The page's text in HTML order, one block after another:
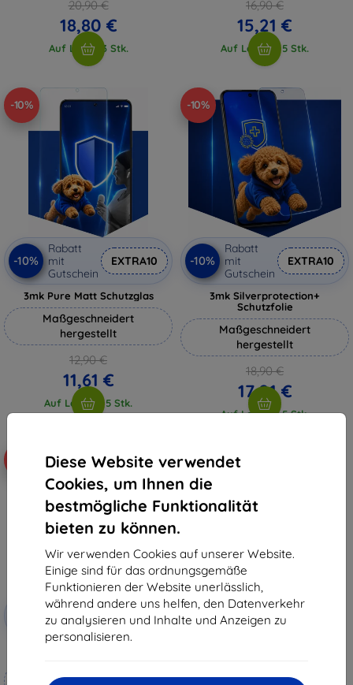
Diese Website verwendet
Cookies, um Ihnen die
bestmögliche Funktionalität
bieten zu können.
Wir verwenden Cookies auf unserer Website.
Einige sind für das ordnungsgemäße
Funktionieren der Website unerlässlich,
während andere uns helfen, den Datenverkehr
zu analysieren und Inhalte und Anzeigen zu
personalisieren.
20,90 €
18,80 €
Auf Lager 3 Stk.
16,90 €
15,21 €
Auf Lager > 5 Stk.
-10%
-10%
Rabatt
mit
Gutschein
EXTRA10
3mk Pure Matt Schutzglas
Maßgeschneidert
hergestellt
12,90 €
11,61 €
Auf Lager > 5 Stk.
-10%
-10%
Rabatt
mit
Gutschein
EXTRA10
3mk Silverprotection+
Schutzfolie
Maßgeschneidert
hergestellt
18,90 €
17,01 €
Auf Lager > 5 Stk.
Rabatt
mit
Gutschein
EXTRA10